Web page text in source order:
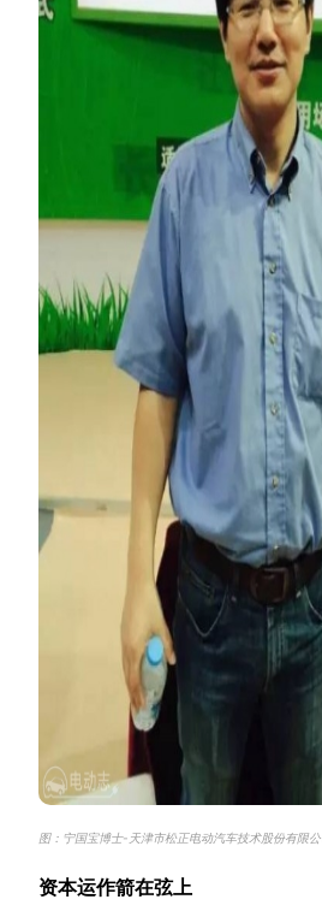
图：宁国宝博士-天津市松正电动汽车技术股份有限
资本运作箭在弦上